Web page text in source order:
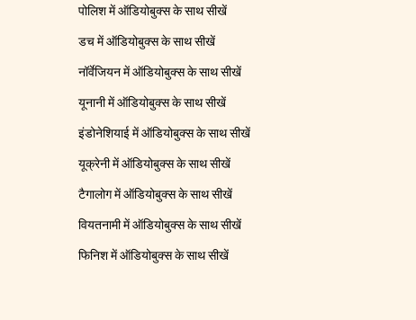
पोलिश में ऑडियोबुक्स के साथ सीखें
डच में ऑडियोबुक्स के साथ सीखें
नॉर्वेजियन में ऑडियोबुक्स के साथ सीखें
यूनानी में ऑडियोबुक्स के साथ सीखें
इंडोनेशियाई में ऑडियोबुक्स के साथ सीखें
यूक्रेनी में ऑडियोबुक्स के साथ सीखें
टैगालोग में ऑडियोबुक्स के साथ सीखें
वियतनामी में ऑडियोबुक्स के साथ सीखें
फिनिश में ऑडियोबुक्स के साथ सीखें